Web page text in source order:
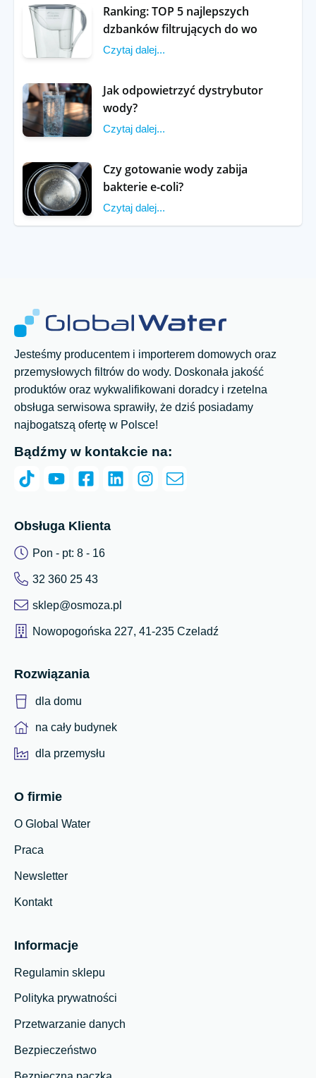
Ranking: TOP 5 najlepszych
dzbanków filtrujących do wo
Czytaj dalej...
Jak odpowietrzyć dystrybutor
wody?
Czytaj dalej...
Czy gotowanie wody zabija
bakterie e-coli?
Czytaj dalej...
Jesteśmy producentem i importerem domowych oraz
przemysłowych filtrów do wody. Doskonała jakość
produktów oraz wykwalifikowani doradcy i rzetelna
obsługa serwisowa sprawiły, że dziś posiadamy
najbogatszą ofertę w Polsce!
Bądźmy w kontakcie na:
Obsługa Klienta
Pon - pt: 8 - 16
32 360 25 43
sklep@osmoza.pl
Nowopogońska 227, 41-235 Czeladź
Rozwiązania
dla domu
na cały budynek
dla przemysłu
O firmie
O Global Water
Praca
Newsletter
Kontakt
Informacje
Regulamin sklepu
Polityka prywatności
Przetwarzanie danych
Bezpieczeństwo